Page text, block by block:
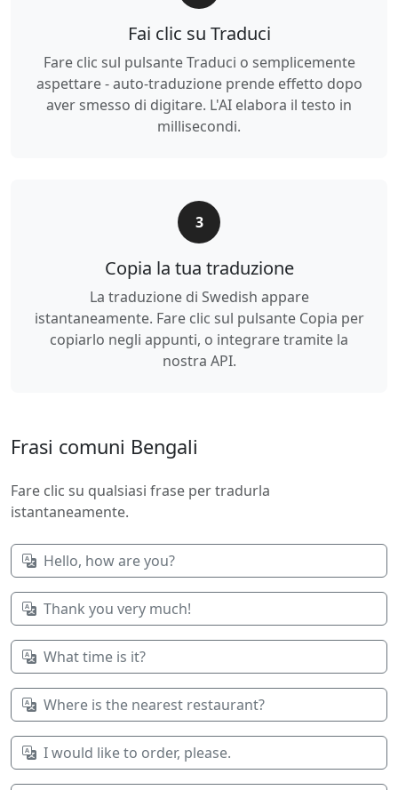
Fai clic su Traduci
Fare clic sul pulsante Traduci o semplicemente
aspettare - auto-traduzione prende effetto dopo
aver smesso di digitare. L'AI elabora il testo in
millisecondi.
3
Copia la tua traduzione
La traduzione di Swedish appare
istantaneamente. Fare clic sul pulsante Copia per
copiarlo negli appunti, o integrare tramite la
nostra API.
Frasi comuni Bengali
Fare clic su qualsiasi frase per tradurla
istantaneamente.
Hello, how are you?
Thank you very much!
What time is it?
Where is the nearest restaurant?
I would like to order, please.